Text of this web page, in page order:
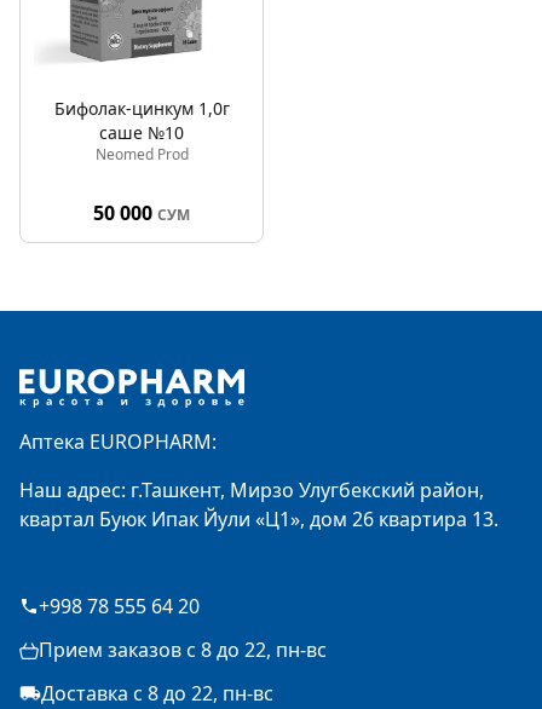
Бифолак-цинкум 1,0г
саше №10
Neomed Prod
50 000 СУМ
Аптека EUROPHARM:
Наш адрес: г.Ташкент, Мирзо Улугбекский район,
квартал Буюк Ипак Йули «Ц1», дом 26 квартира 13.
+998 78 555 64 20
Прием заказов с 8 до 22, пн-вс
Доставка с 8 до 22, пн-вс